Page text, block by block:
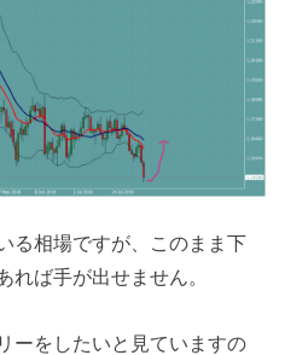
る相場ですが、このまま下
れば手が出せません。
ーをしたいと見ていますの